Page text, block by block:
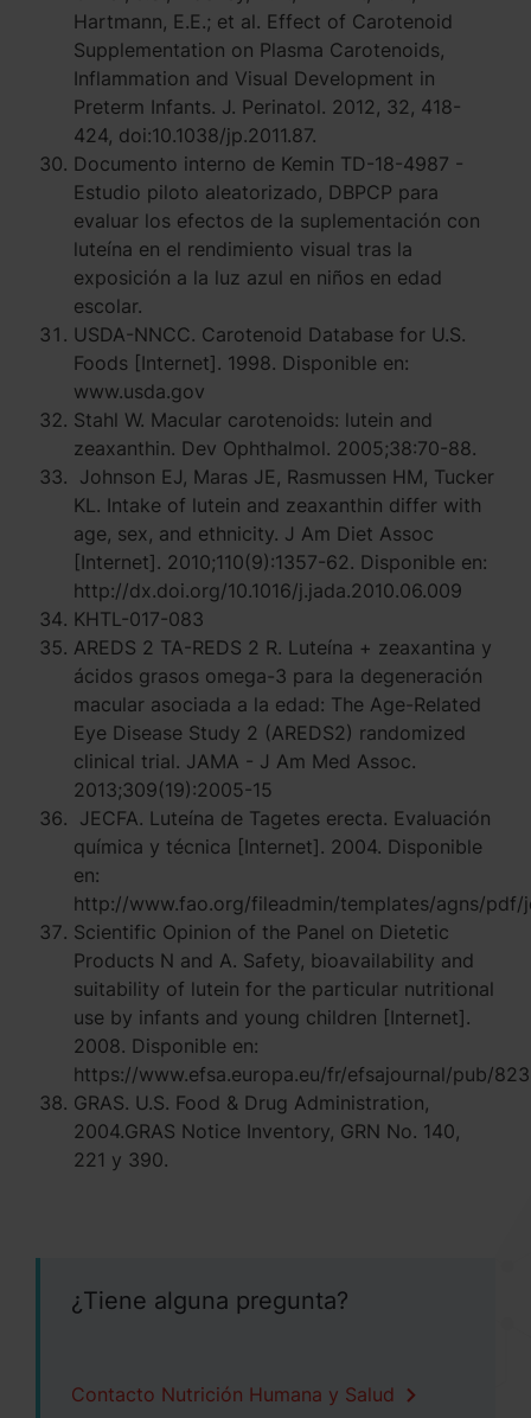
Hartmann, E.E.; et al. Effect of Carotenoid
Supplementation on Plasma Carotenoids,
Inflammation and Visual Development in
Preterm Infants. J. Perinatol. 2012, 32, 418-
424, doi:10.1038/jp.2011.87.
Documento interno de Kemin TD-18-4987 -
Estudio piloto aleatorizado, DBPCP para
evaluar los efectos de la suplementación con
luteína en el rendimiento visual tras la
exposición a la luz azul en niños en edad
escolar.
USDA-NNCC. Carotenoid Database for U.S.
Foods [Internet]. 1998. Disponible en:
www.usda.gov
Stahl W. Macular carotenoids: lutein and
zeaxanthin. Dev Ophthalmol. 2005;38:70-88.
Johnson EJ, Maras JE, Rasmussen HM, Tucker
KL. Intake of lutein and zeaxanthin differ with
age, sex, and ethnicity. J Am Diet Assoc
[Internet]. 2010;110(9):1357-62. Disponible en:
http://dx.doi.org/10.1016/j.jada.2010.06.009
KHTL-017-083
AREDS 2 TA-REDS 2 R. Luteína + zeaxantina y
ácidos grasos omega-3 para la degeneración
macular asociada a la edad: The Age-Related
Eye Disease Study 2 (AREDS2) randomized
clinical trial. JAMA - J Am Med Assoc.
2013;309(19):2005-15
JECFA. Luteína de Tagetes erecta. Evaluación
química y técnica [Internet]. 2004. Disponible
en:
http://www.fao.org/fileadmin/templates/agns/
Scientific Opinion of the Panel on Dietetic
Products N and A. Safety, bioavailability and
suitability of lutein for the particular nutritional
use by infants and young children [Internet].
2008. Disponible en:
https://www.efsa.europa.eu/fr/efsajournal/pub/823
GRAS. U.S. Food & Drug Administration,
2004.GRAS Notice Inventory, GRN No. 140,
221 y 390.
¿Tiene alguna pregunta?
Contacto Nutrición Humana y Salud